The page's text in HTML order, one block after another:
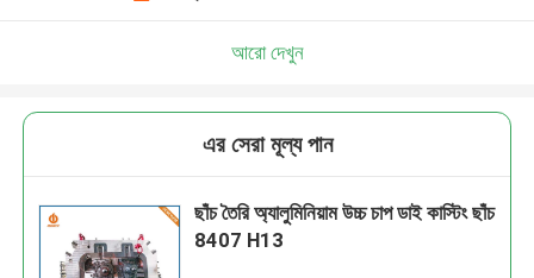
আরো দেখুন
এর সেরা মূল্য পান
ছাঁচ তৈরি অ্যালুমিনিয়াম উচ্চ চাপ ডাই কাস্টিং ছাঁচ
8407 H13